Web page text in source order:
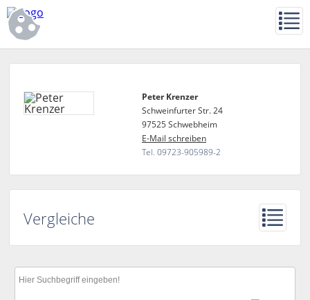
Peter Krenzer
Schweinfurter Str. 24
97525 Schwebheim
E-Mail schreiben
Tel. 09723-905989-2
Vergleiche